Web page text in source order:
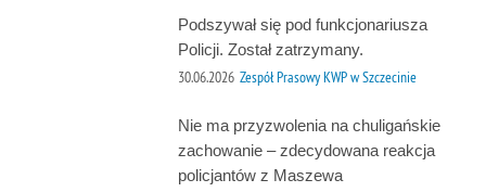
Podszywał się pod funkcjonariusza
Policji. Został zatrzymany.
30.06.2026 Zespół Prasowy KWP w Szczecinie
Nie ma przyzwolenia na chuligańskie
zachowanie – zdecydowana reakcja
policjantów z Maszewa